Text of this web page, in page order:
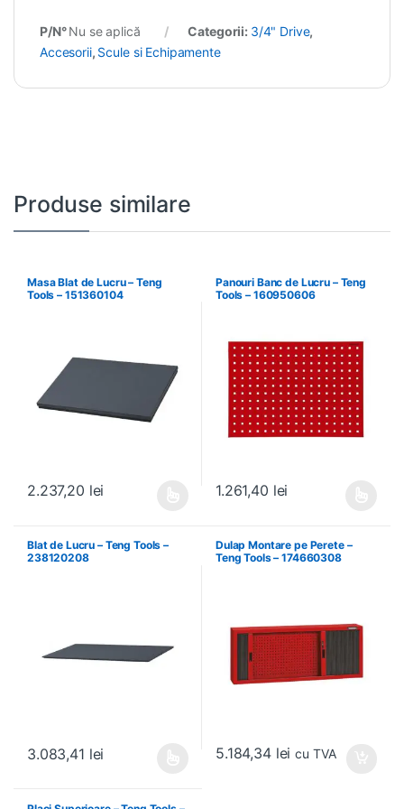
P/N°Nu se aplică Categorii: 3/4" Drive,
Accesorii, Scule si Echipamente
Produse similare
Masa Blat de Lucru – Teng
Tools – 151360104
2.237,20 lei
Panouri Banc de Lucru – Teng
Tools – 160950606
1.261,40 lei
Blat de Lucru – Teng Tools –
238120208
3.083,41 lei
Dulap Montare pe Perete –
Teng Tools – 174660308
5.184,34 lei cu TVA